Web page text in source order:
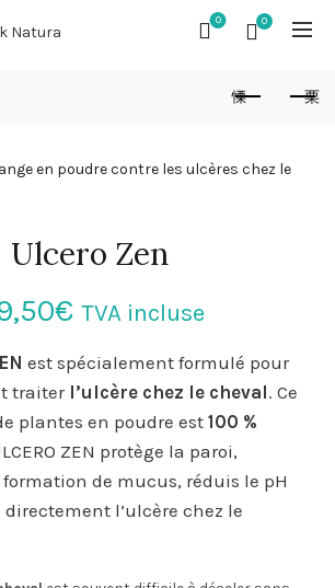
0 0
Ulcero Zen
€ TVA incluse
est spécialement formulé pour
traiterl’ulcère chez le cheval. Ce
plantes en poudre est 100 %
ZEN protège la paroi,
de mucus, réduis le pH
l’ulcère chez le